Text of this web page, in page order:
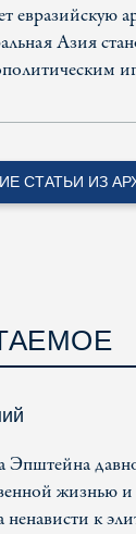
евразийскую
Азия
СТАТЬИ ИЗ
Эпштейна
жизнью и
к